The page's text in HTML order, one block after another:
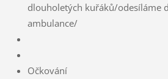
dlouholetých kuřáků/odesíláme
ambulance/
Očkování